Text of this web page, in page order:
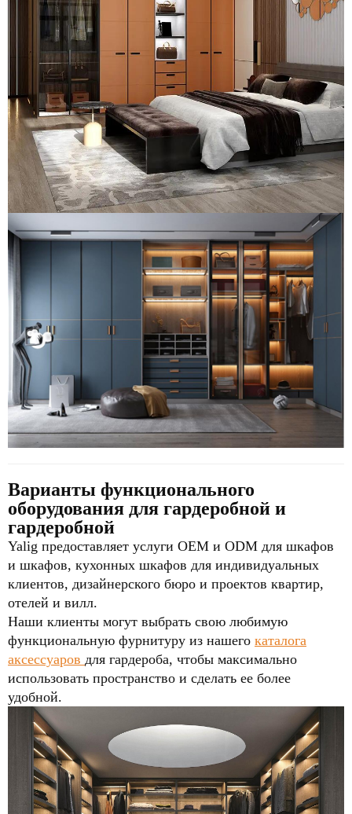
Варианты функционального
оборудования для гардеробной и
гардеробной
Yalig предоставляет услуги OEM и ODM для шкафов
и шкафов, кухонных шкафов для индивидуальных
клиентов, дизайнерского бюро и проектов квартир,
отелей и вилл.
Наши клиенты могут выбрать свою любимую
функциональную фурнитуру из нашего каталога
аксессуаров для гардероба, чтобы максимально
использовать пространство и сделать ее более
удобной.